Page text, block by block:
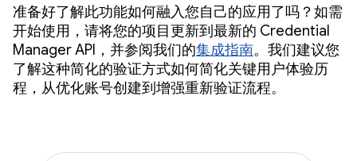
准备好了解此功能如何融入您自己的应用了吗？如需
开始使用，请将您的项目更新到最新的 Credential
Manager API，并参阅我们的集成指南。我们建议您
了解这种简化的验证方式如何简化关键用户体验历
程，从优化账号创建到增强重新验证流程。